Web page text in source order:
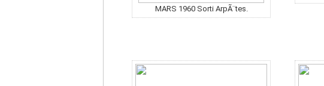
MARS 1960 Sorti ArpÃ¨tes.